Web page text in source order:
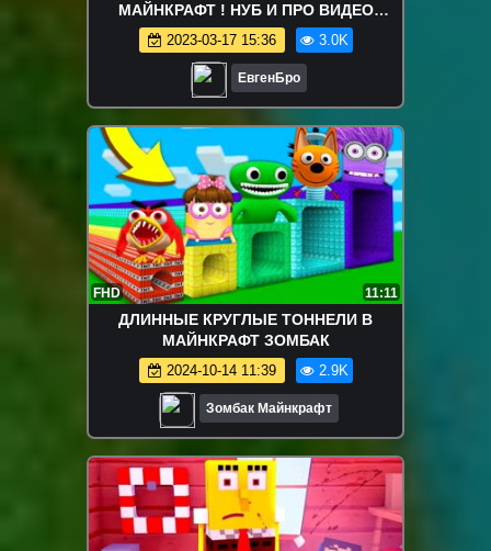
МАЙНКРАФТ ! НУБ И ПРО ВИДЕО
ТРОЛЛИНГ MINECRAFT
2023-03-17 15:36 3.0K
ЕвгенБро
FHD 11:11
ДЛИННЫЕ КРУГЛЫЕ ТОННЕЛИ В
МАЙНКРАФТ ЗОМБАК
2024-10-14 11:39 2.9K
Зомбак Майнкрафт